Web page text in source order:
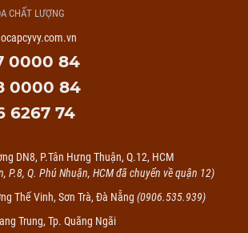
CHẤT LƯỢNG
0000 84
0000 84
6267 74
DN8, P.Tân Hưng Thuận, Q.12, HCM
P.8, Q. Phú Nhuận, HCM đã chuyển về quận 12)
Thế Vinh, Sơn Trà, Đà Nẵng (0906.535.939)
Trung, Tp. Quãng Ngãi